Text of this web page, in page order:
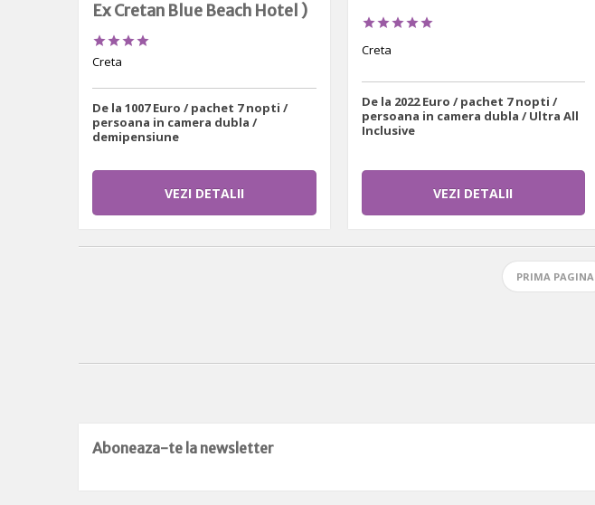
Ex Cretan Blue Beach Hotel )

Creta
De la 1007 Euro / pachet 7 nopti /
persoana in camera dubla /
demipensiune
VEZI DETALII

Creta
De la 2022 Euro / pachet 7 nopti /
persoana in camera dubla / Ultra All
Inclusive
VEZI DETALII
PRIMA PAGINA
Aboneaza-te la newsletter